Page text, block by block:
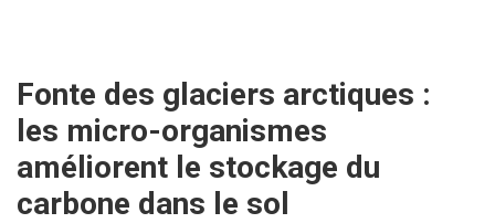
Fonte des glaciers arctiques :
les micro-organismes
améliorent le stockage du
carbone dans le sol